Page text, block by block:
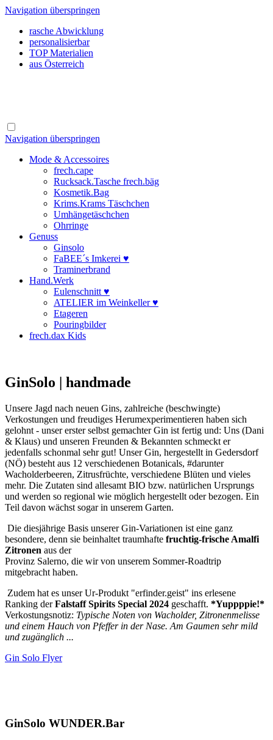
Navigation überspringen
rasche Abwicklung
personalisierbar
TOP Materialien
aus Österreich
Navigation überspringen
Mode & Accessoires
frech.cape
Rucksack.Tasche frech.bäg
Kosmetik.Bag
Krims.Krams Täschchen
Umhängetäschchen
Ohrringe
Genuss
Ginsolo
FaBEE´s Imkerei ♥
Traminerbrand
Hand.Werk
Eulenschnitt ♥
ATELIER im Weinkeller ♥
Etageren
Pouringbilder
frech.dax Kids
GinSolo | handmade
Unsere Jagd nach neuen Gins, zahlreiche (beschwingte)
Verkostungen und freudiges Herumexperimentieren haben sich
gelohnt - unser erster selbst gemachter Gin ist fertig und: Uns (Dani
& Klaus) und unseren Freunden & Bekannten schmeckt er
jedenfalls schonmal sehr gut! Unser Gin, hergestellt in Gedersdorf
(NÖ) besteht aus 12 verschiedenen Botanicals, #darunter
Wacholderbeeren, Zitrusfrüchte, verschiedene Blüten und vieles
mehr. Die Zutaten sind allesamt BIO bzw. natürlichen Ursprungs
und werden so regional wie möglich hergestellt oder bezogen. Ein
Teil davon wächst sogar in unserem Garten.
Die diesjährige Basis unserer Gin-Variationen ist eine ganz
besondere, denn sie beinhaltet traumhafte fruchtig-frische Amalfi
Zitronen aus der
Provinz Salerno, die wir von unserem Sommer-Roadtrip
mitgebracht haben.
Zudem hat es unser Ur-Produkt "erfinder.geist" ins erlesene
Ranking derFalstaff Spirits Special 2024 geschafft. *Yuppppie!*
Verkostungsnotiz: Typische Noten von Wacholder, Zitronenmelisse
und einem Hauch von Pfeffer in der Nase. Am Gaumen sehr mild
und zugänglich ...
Gin Solo Flyer
GinSolo WUNDER.Bar